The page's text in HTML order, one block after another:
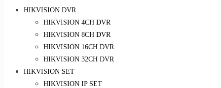
HIKVISION DVR
HIKVISION 4CH DVR
HIKVISION 8CH DVR
HIKVISION 16CH DVR
HIKVISION 32CH DVR
HIKVISION SET
HIKVISION IP SET